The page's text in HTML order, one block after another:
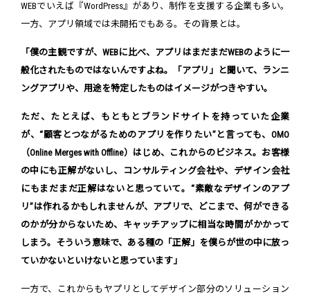
WEBでいえば『WordPress』があり、制作を支援する企業も多い。
一方、アプリ領域では未開拓でもある。その背景とは。
「僕の主観ですが、WEBに比べ、アプリはまだまだWEBのように一
般化されたものではないんですよね。「アプリ」と聞いて、ランニ
ングアプリや、用途を特定したものはイメージがつきやすい。
ただ、たとえば、もともとブランドサイトを持っていた企業
が、“顧客とつながるためのアプリを作りたい”と言っても、OMO
（Online Merges with Offline）はじめ、これからのビジネス。お客様
の中にも正解がないし、コンサルティング会社や、デザイン会社
にもまだまだ正解はないと思っていて。“素敵なデザインのアプ
リ”は作れるかもしれませんが、アプリで、どこまで、何ができる
のかが分からないため、キャッチアップに相当な時間がかかって
しまう。そういう意味で、ある種の「正解」を僕らが世の中に放っ
ていかないといけないと思っています」
一方で、これからもヤプリとしてデザイン部分のソリューション